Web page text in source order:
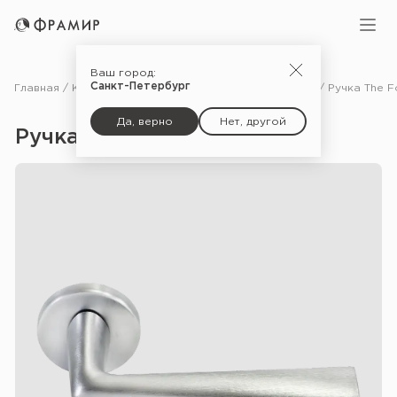
Ваш город:
Санкт-Петербург
Да, верно Нет, другой
Главная Каталог Фурнитура
Ручка The Force — CSA